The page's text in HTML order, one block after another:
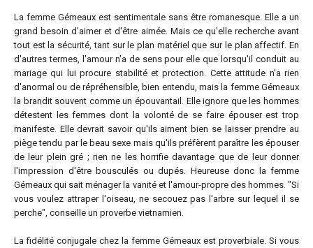
La femme Gémeaux est sentimentale sans être romanesque. Elle a un
grand besoin d'aimer et d'être aimée. Mais ce qu'elle recherche avant
tout est la sécurité, tant sur le plan matériel que sur le plan affectif. En
d'autres termes, l'amour n'a de sens pour elle que lorsqu'il conduit au
mariage qui lui procure stabilité et protection. Cette attitude n'a rien
d'anormal ou de répréhensible, bien entendu, mais la femme Gémeaux
la brandit souvent comme un épouvantail. Elle ignore que les hommes
détestent les femmes dont la volonté de se faire épouser est trop
manifeste. Elle devrait savoir qu'ils aiment bien se laisser prendre au
piège tendu par le beau sexe mais qu'ils préfèrent paraître les épouser
de leur plein gré ; rien ne les horrifie davantage que de leur donner
l'impression d'être bousculés ou dupés. Heureuse donc la femme
Gémeaux qui sait ménager la vanité et l'amour-propre des hommes. "Si
vous voulez attraper l'oiseau, ne secouez pas l'arbre sur lequel il se
perche", conseille un proverbe vietnamien.
La fidélité conjugale chez la femme Gémeaux est proverbiale. Si vous